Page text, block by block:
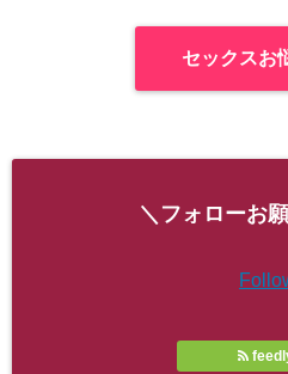
セックスお
＼フォローお